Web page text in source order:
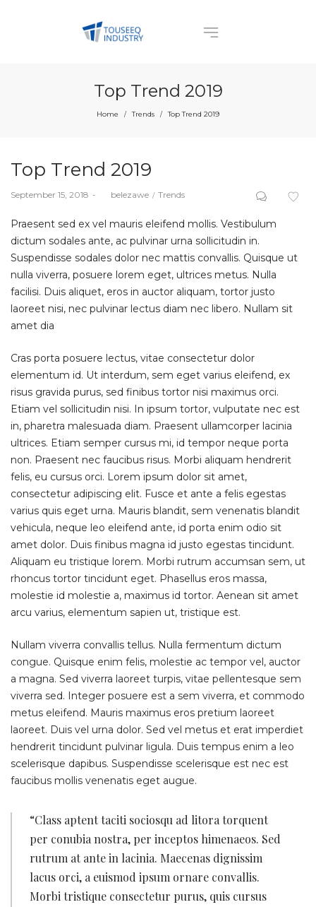
Top Trend 2019
Home / Trends / Top Trend 2019
Top Trend 2019
Posted
September 15, 2018 belezawe
Posted
Trends
Praesent sed ex vel mauris eleifend mollis. Vestibulum
dictum sodales ante, ac pulvinar urna sollicitudin in.
Suspendisse sodales dolor nec mattis convallis. Quisque ut
nulla viverra, posuere lorem eget, ultrices metus. Nulla
facilisi. Duis aliquet, eros in auctor aliquam, tortor justo
laoreet nisi, nec pulvinar lectus diam nec libero. Nullam sit
amet dia
Cras porta posuere lectus, vitae consectetur dolor
elementum id. Ut interdum, sem eget varius eleifend, ex
risus gravida purus, sed finibus tortor nisi maximus orci.
Etiam vel sollicitudin nisi. In ipsum tortor, vulputate nec est
in, pharetra malesuada diam. Praesent ullamcorper lacinia
ultrices. Etiam semper cursus mi, id tempor neque porta
non. Praesent nec faucibus risus. Morbi aliquam hendrerit
felis, eu cursus orci. Lorem ipsum dolor sit amet,
consectetur adipiscing elit. Fusce et ante a felis egestas
varius quis eget urna. Mauris blandit, sem venenatis blandit
vehicula, neque leo eleifend ante, id porta enim odio sit
amet dolor. Duis finibus magna id justo egestas tincidunt.
Aliquam eu tristique lorem. Morbi rutrum accumsan sem, ut
rhoncus tortor tincidunt eget. Phasellus eros massa,
molestie id molestie a, maximus id tortor. Aenean sit amet
arcu varius, elementum sapien ut, tristique est.
Nullam viverra convallis tellus. Nulla fermentum dictum
congue. Quisque enim felis, molestie ac tempor vel, auctor
a magna. Sed viverra laoreet turpis, vitae pellentesque sem
viverra sed. Integer posuere est a sem viverra, et commodo
metus eleifend. Mauris maximus eros pretium laoreet
laoreet. Duis vel urna dolor. Sed vel metus et erat imperdiet
hendrerit tincidunt pulvinar ligula. Duis tempus enim a leo
scelerisque dapibus. Suspendisse scelerisque est nec est
faucibus mollis venenatis eget augue.
“Class aptent taciti sociosqu ad litora torquent
per conubia nostra, per inceptos himenaeos. Sed
rutrum at ante in lacinia. Maecenas dignissim
lacus orci, a euismod ipsum ornare convallis.
Morbi tristique consectetur purus, quis cursus